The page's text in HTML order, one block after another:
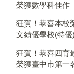
榮獲數學科佳作
狂賀！恭喜本校
文績優學校(特優)
狂賀！恭喜四育
榮獲臺中市第一